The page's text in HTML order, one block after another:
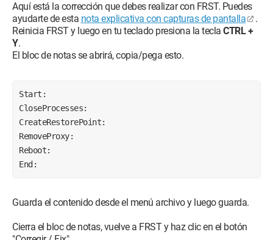
Aquí está la corrección que debes realizar con FRST. Puedes
ayudarte de esta nota explicativa con capturas de pantalla
.
Reinicia FRST y luego en tu teclado presiona la tecla CTRL +
Y.
El bloc de notas se abrirá, copia/pega esto.
Start:
CloseProcesses:
CreateRestorePoint:
RemoveProxy:
Reboot:
End:
Guarda el contenido desde el menú archivo y luego guarda.
Cierra el bloc de notas, vuelve a FRST y haz clic en el botón